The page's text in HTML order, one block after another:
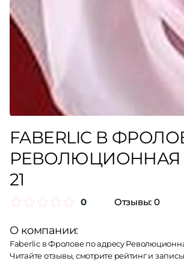
FABERLIC В
РЕВОЛЮЦИОННАЯ
21
0 Отзывы: 0
О компании:
Faberlic в Фролове по адресу
Читайте отзывы, смотрите рейтинг и